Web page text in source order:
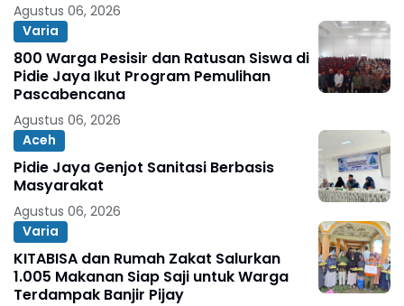
Agustus 06, 2026
Varia
800 Warga Pesisir dan Ratusan Siswa di
Pidie Jaya Ikut Program Pemulihan
Pascabencana
Agustus 06, 2026
Aceh
Pidie Jaya Genjot Sanitasi Berbasis
Masyarakat
Agustus 06, 2026
Varia
KITABISA dan Rumah Zakat Salurkan
1.005 Makanan Siap Saji untuk Warga
Terdampak Banjir Pijay